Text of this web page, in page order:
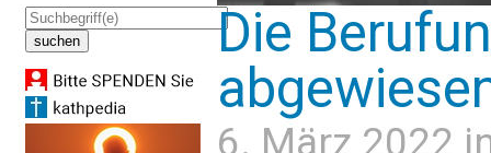
Die
6. März 2022